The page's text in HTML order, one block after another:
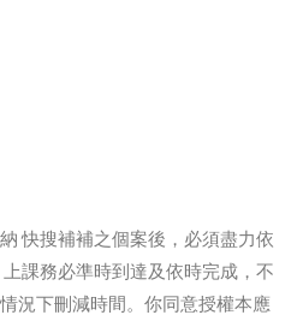
快搜補補之個案後，必須盡力依
課務必準時到達及依時完成，不
況下刪減時間。你同意授權本應